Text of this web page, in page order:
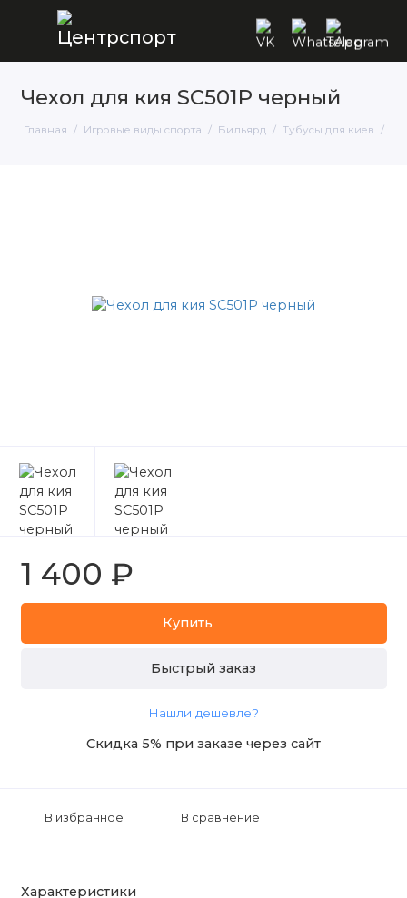
Чехол для кия SC501P черный
Главная Игровые виды спорта Бильярд Тубусы для киев
1 400 ₽
Купить
Быстрый заказ
Нашли дешевле?
Скидка 5% при заказе через сайт
В избранное В сравнение
Характеристики